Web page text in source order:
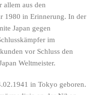
allem aus den
1980 in Erinnerung. In der
Japan gegen
im
vor Schluss den
Weltmeister.
in Tokyo geboren.